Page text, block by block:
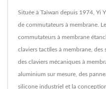
Située à Taïwan depuis 1974, Yi
de commutateurs à membrane.
commutateurs à membrane
claviers tactiles à membrane,
des claviers mécaniques à
aluminium sur mesure, des
silicone industriel et la